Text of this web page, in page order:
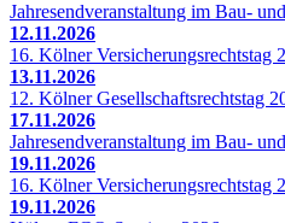
Jahresendveranstaltung im Bau-
12.11.2026
16. Kölner Versicherungsrechtstag
13.11.2026
12. Kölner Gesellschaftsrechtstag
17.11.2026
Jahresendveranstaltung im Bau-
19.11.2026
16. Kölner Versicherungsrechtstag
19.11.2026